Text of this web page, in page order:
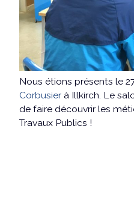
Nous étions présents le
Corbusierà Illkirch. Le
de faire découvrir les
Travaux Publics !